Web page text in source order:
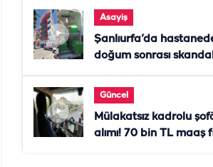
Asayiş
Şanlıurfa’da
doğum sonrası
Güncel
Mülakatsız kadrolu
alımı! 70 bin TL maaş